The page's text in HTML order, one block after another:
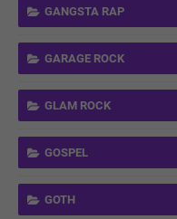
GANGSTA RAP
GARAGE ROCK
GLAM ROCK
GOSPEL
GOTH